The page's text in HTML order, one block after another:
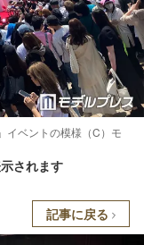
イベントの模様（C）モ
されます
記事に戻る